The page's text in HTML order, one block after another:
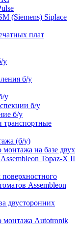
(Siemens) Siplace
плат
у
б/у
у
б/у
б/у
транспортные
(б/у)
на базе двух
Topaz-X II
Assembleon
двусторонних
монтажа Autotronik